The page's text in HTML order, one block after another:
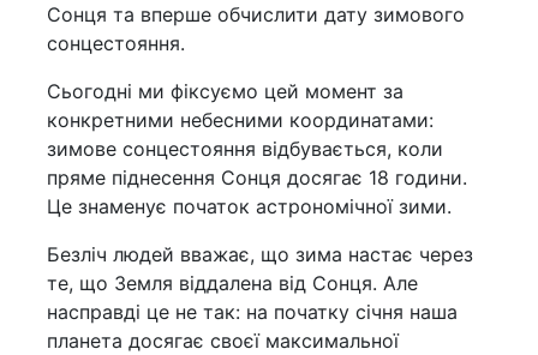
Сонця та вперше обчислити дату зимового
сонцестояння.
Сьогодні ми фіксуємо цей момент за
конкретними небесними координатами:
зимове сонцестояння відбувається, коли
пряме піднесення Сонця досягає 18 години.
Це знаменує початок астрономічної зими.
Безліч людей вважає, що зима настає через
те, що Земля віддалена від Сонця. Але
насправді це не так: на початку січня наша
планета досягає своєї максимальної